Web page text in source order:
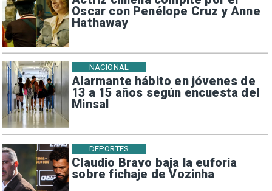
Oscar con Penélope Cruz y Anne
Hathaway
Alarmante hábito en jóvenes de
13 a 15 años según encuesta del
Minsal
NACIONAL
Claudio Bravo baja la euforia
sobre fichaje de Vozinha
DEPORTES